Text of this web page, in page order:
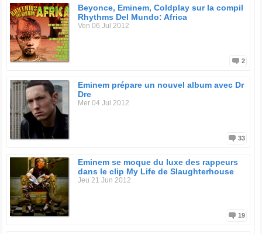
Beyonce, Eminem, Coldplay sur la compil
Rhythms Del Mundo: Africa
Ven 06 Jul 2012
2
Eminem prépare un nouvel album avec Dr
Dre
Mer 04 Jul 2012
33
Eminem se moque du luxe des rappeurs
dans le clip My Life de Slaughterhouse
Jeu 21 Jun 2012
19